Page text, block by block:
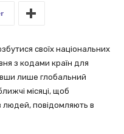
своїх національних
з кодами країн для
лише глобальний
місяці, щоб
людей, повідомляють в